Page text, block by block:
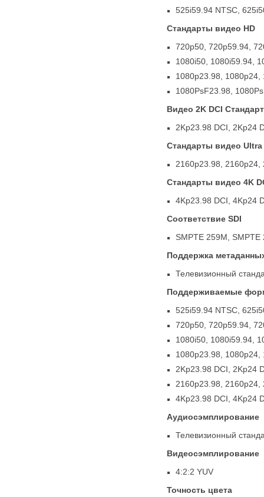
525i59.94 NTSC
Стандарты видео HD
720p50 720p59.94
1080i50 1080i59.94
1080p23.98
1080p24
1080PsF23.98
Видео 2K DCI
2Kp23.98 DCI
2Kp24
Стандарты видео Ultra
2160p23.98
2160p24
Стандарты видео 4K
4Kp23.98 DCI 4Kp24
Соответствие SDI
SMPTE 259M
SMPTE
Поддержка
Телевизионный
Поддерживаемые
525i59.94 NTSC
720p50 720p59.94
1080i50 1080i59.94
1080p23.98
1080p24
2Kp23.98 DCI
2Kp24
2160p23.98
2160p24
4Kp23.98 DCI 4Kp24
Аудиосэмплирование
Телевизионный
Видеосэмплирование
4:2:2 YUV
Точность цвета